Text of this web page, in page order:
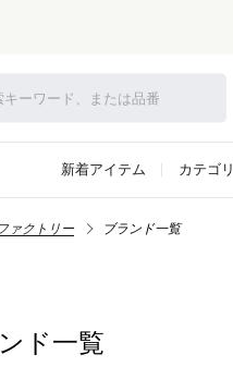
新着アイテム カテゴリ
ァクトリー ブランド一覧
ド一覧